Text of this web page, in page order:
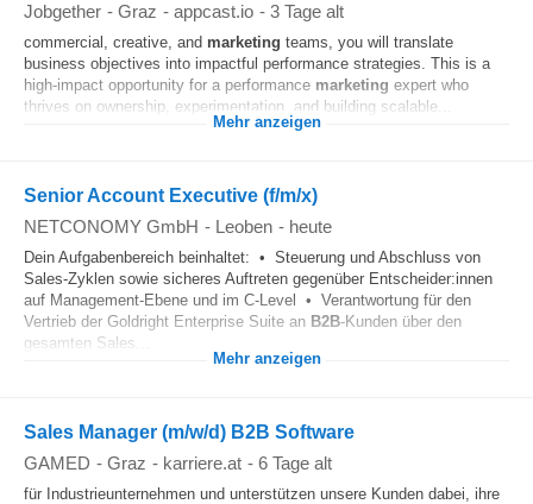
Jobgether - Graz - appcast.io - 3 Tage alt
commercial, creative, and marketing teams, you will translate
business objectives into impactful performance strategies. This is a
high-impact opportunity for a performance marketing expert who
thrives on ownership, experimentation, and building scalable...
Mehr anzeigen
Senior Account Executive (f/m/x)
NETCONOMY GmbH - Leoben - heute
Dein Aufgabenbereich beinhaltet: • Steuerung und Abschluss von
Sales-Zyklen sowie sicheres Auftreten gegenüber Entscheider:innen
auf Management-Ebene und im C-Level • Verantwortung für den
Vertrieb der Goldright Enterprise Suite an B2B-Kunden über den
gesamten Sales...
Mehr anzeigen
Sales Manager (m/w/d) B2B Software
GAMED - Graz - karriere.at - 6 Tage alt
für Industrieunternehmen und unterstützen unsere Kunden dabei, ihre